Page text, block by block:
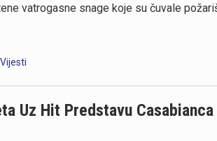
vatrogasne snage koje su čuvale
Vijesti
Uz Hit Predstavu Casabianca